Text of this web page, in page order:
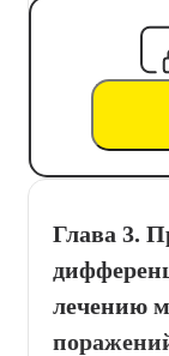
Глава 3.
лечению